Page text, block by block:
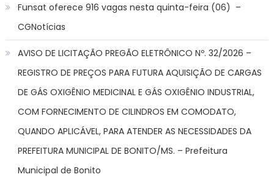
Funsat oferece 916 vagas nesta quinta-feira (06) –
CGNotícias
AVISO DE LICITAÇÃO PREGÃO ELETRÔNICO Nº. 32/2026 –
REGISTRO DE PREÇOS PARA FUTURA AQUISIÇÃO DE CARGAS
DE GÁS OXIGÊNIO MEDICINAL E GÁS OXIGÊNIO INDUSTRIAL,
COM FORNECIMENTO DE CILINDROS EM COMODATO,
QUANDO APLICÁVEL, PARA ATENDER AS NECESSIDADES DA
PREFEITURA MUNICIPAL DE BONITO/MS. – Prefeitura
Municipal de Bonito